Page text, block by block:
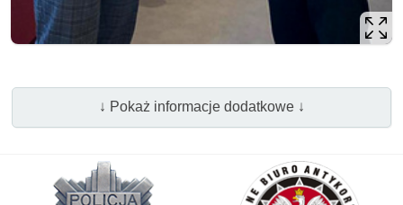
↓ Pokaż informacje dodatkowe ↓